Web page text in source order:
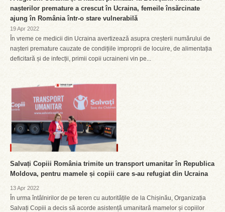
nașterilor premature a crescut în Ucraina, femeile însărcinate
ajung în România într-o stare vulnerabilă
19 Apr 2022
În vreme ce medicii din Ucraina avertizează asupra creșterii numărului de
nașteri premature cauzate de condițiile improprii de locuire, de alimentația
deficitară și de infecții, primii copii ucraineni vin pe...
Salvați Copiii România trimite un transport umanitar în Republica
Moldova, pentru mamele și copiii care s-au refugiat din Ucraina
13 Apr 2022
În urma întâlnirilor de pe teren cu autoritățile de la Chișinău, Organizația
Salvați Copiii a decis să acorde asistență umanitară mamelor și copiilor